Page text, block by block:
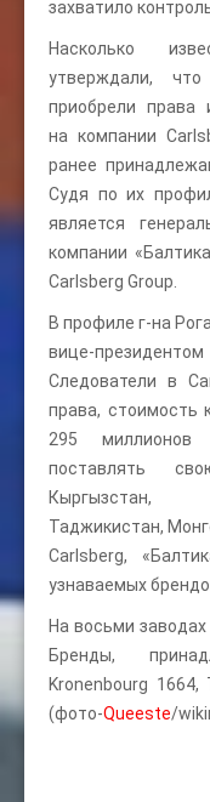
захватило
Насколько
утверждали,
приобрели права
на компании
ранее
Судя по их
является
компании
Carlsberg Group.
В профиле г-на
вице-
Следователи в
права, стоимость
295 миллионов
поставлять
Кыргызстан,
Таджикистан,
Carlsberg,
узнаваемых
На восьми
Бренды,
Kronenbourg
(фото-Queeste/